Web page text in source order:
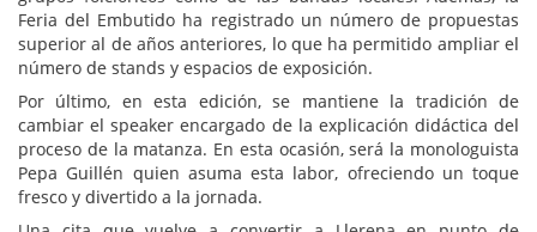
Feria del Embutido ha registrado un número de propuestas
superior al de años anteriores, lo que ha permitido ampliar el
número de stands y espacios de exposición.
Por último, en esta edición, se mantiene la tradición de
cambiar el speaker encargado de la explicación didáctica del
proceso de la matanza. En esta ocasión, será la monologuista
Pepa Guillén quien asuma esta labor, ofreciendo un toque
fresco y divertido a la jornada.